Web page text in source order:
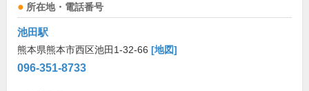
所在地・電話番号
池田駅
熊本県熊本市西区池田1-32-66 [地図]
096-351-8733